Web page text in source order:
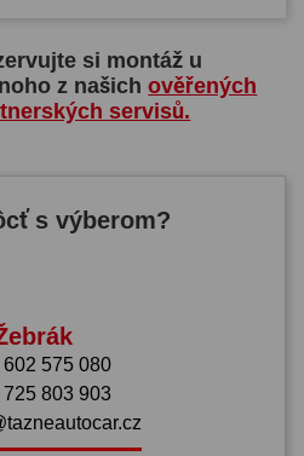
si montáž u
z našichověřených
servisů.
s výberom?
575 080
803 903